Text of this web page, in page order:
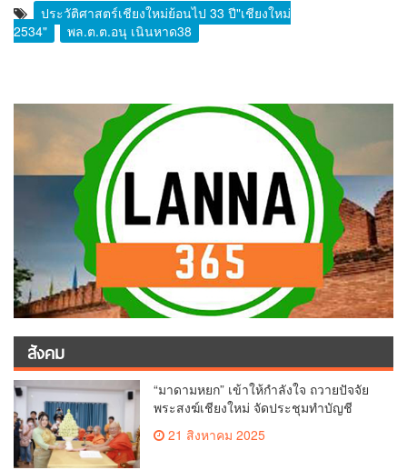
ประวัติศาสตร์เชียงใหม่ย้อนไป 33 ปี"เชียงใหม่
2534"
พล.ต.ต.อนุ เนินหาด38
สังคม
“มาดามหยก” เข้าให้กำลังใจ ถวายปัจจัย
พระสงฆ์เชียงใหม่ จัดประชุมทำบัญชี
สวนดอก
21 สิงหาคม 2025